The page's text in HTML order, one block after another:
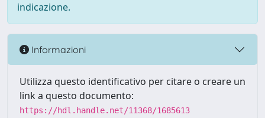
indicazione.
Informazioni
Utilizza questo identificativo per citare o creare un
link a questo documento:
https://hdl.handle.net/11368/1685613